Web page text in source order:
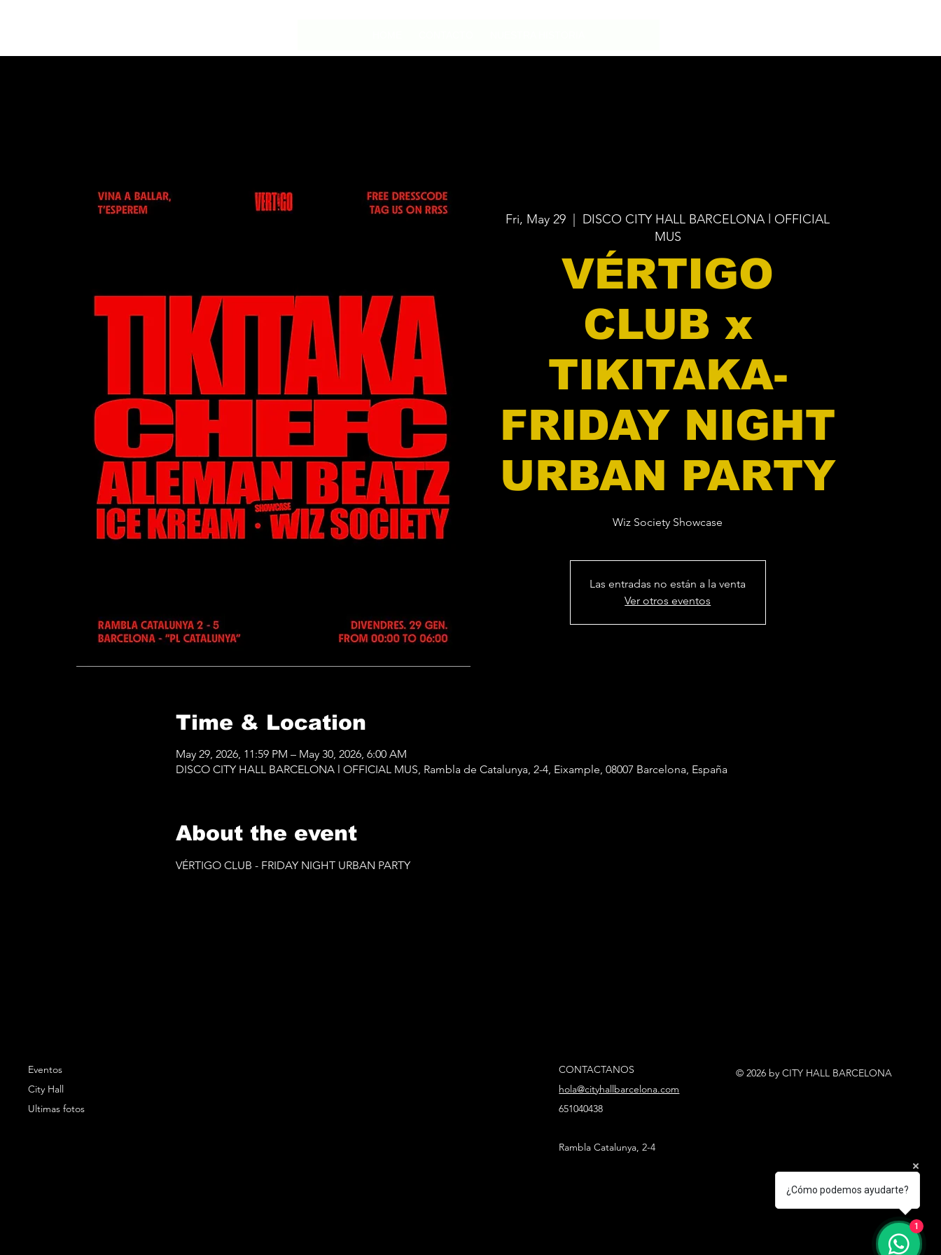
Fri, May 29
DISCO CITY HALL BARCELONA l OFFICIAL
MUS
VÉRTIGO
CLUB x
TIKITAKA-
FRIDAY NIGHT
URBAN PARTY
Wiz Society Showcase
Las entradas no están a la venta
Ver otros eventos
Time & Location
May 29, 2026, 11:59 PM – May 30, 2026, 6:00 AM
DISCO CITY HALL BARCELONA l OFFICIAL MUS, Rambla de Catalunya, 2-4, Eixample, 08007 Barcelona, España
About the event
VÉRTIGO CLUB - FRIDAY NIGHT URBAN PARTY
Eventos
City Hall
Ultimas fotos
CONTACTANOS
hola@cityhallbarcelona.com
651040438
Rambla Catalunya, 2-4
© 2026 by CITY HALL BARCELONA
¿Cómo podemos ayudarte?
1